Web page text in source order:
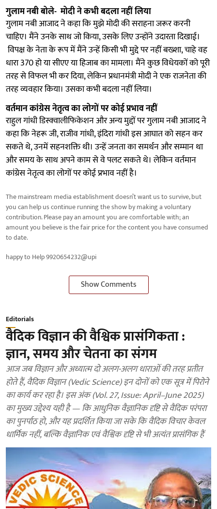
गुलाम नबी बोले- मोदी ने कभी बदला नहीं लिया
गुलाम नबी आजाद ने कहा कि मुझे मोदी की सराहना जरूर करनी
चाहिए। मैंने उनके साथ जो किया, उसके लिए उन्होंने उदारता दिखाई।
विपक्ष के नेता के रूप में मैंने उन्हें किसी भी मुद्दे पर नहीं बख्शा, चाहे वह
धारा 370 हो या सीएए या हिजाब का मामला। मैंने कुछ विधेयकों को पूरी
तरह से विफल भी कर दिया, लेकिन प्रधानमंत्री मोदी ने एक राजनेता की
तरह व्यवहार किया। उसका कभी बदला नहीं लिया।
वर्तमान कांग्रेस नेतृत्व का लोगों पर कोई प्रभाव नहीं
राहुल गांधी डिस्क्वालीफिकेशन और अन्य मुद्दों पर गुलाम नबी आजाद ने
कहा कि नेहरू जी, राजीव गांधी, इंदिरा गांधी इस आघात को सहन कर
सकते थे, उनमें सहनशक्ति थी। उन्हें जनता का समर्थन और सम्मान था
और समय के साथ अपने काम से वे पलट सकते थे। लेकिन वर्तमान
कांग्रेस नेतृत्व का लोगों पर कोई प्रभाव नहीं है।
The mainstream media establishment doesn’t want us to survive, but
you can help us continue running the show by making a voluntary
contribution. Please pay an amount you are comfortable with; an
amount you believe is the fair price for the content you have consumed
to date.
happy to Help 9920654232@upi
Show Comments
Editorials
वैदिक विज्ञान की वैश्विक प्रासंगिकता :
ज्ञान, समय और चेतना का संगम
आज जब विज्ञान और अध्यात्म दो अलग-अलग धाराओं की तरह प्रतीत
होते हैं, वैदिक विज्ञान (Vedic Science) इन दोनों को एक सूत्र में पिरोने
का कार्य कर रहा है। इस अंक (Vol. 27, Issue: April–June 2025)
का मुख्य उद्देश्य यही है — कि आधुनिक वैज्ञानिक दृष्टि से वैदिक परंपरा
का पुनर्पाठ हो, और यह प्रदर्शित किया जा सके कि वैदिक विचार केवल
धार्मिक नहीं, बल्कि वैज्ञानिक एवं वैश्विक दृष्टि से भी अत्यंत प्रासंगिक हैं